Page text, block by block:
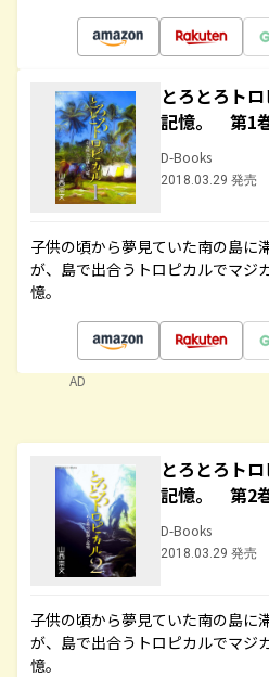
とろとろト
記憶。 第1
D-Books
2018.03.29 発売
子供の頃から夢見ていた南の島に
が、島で出合うトロピカルでマジ
憶。
AD
とろとろト
記憶。 第2
D-Books
2018.03.29 発売
子供の頃から夢見ていた南の島に
が、島で出合うトロピカルでマジ
憶。